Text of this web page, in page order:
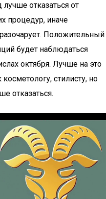
отказаться от
процедур, иначе
Положительный
будет наблюдаться
октября. Лучше на это
стилисту, но
отказаться.